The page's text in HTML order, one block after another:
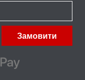
Замовити